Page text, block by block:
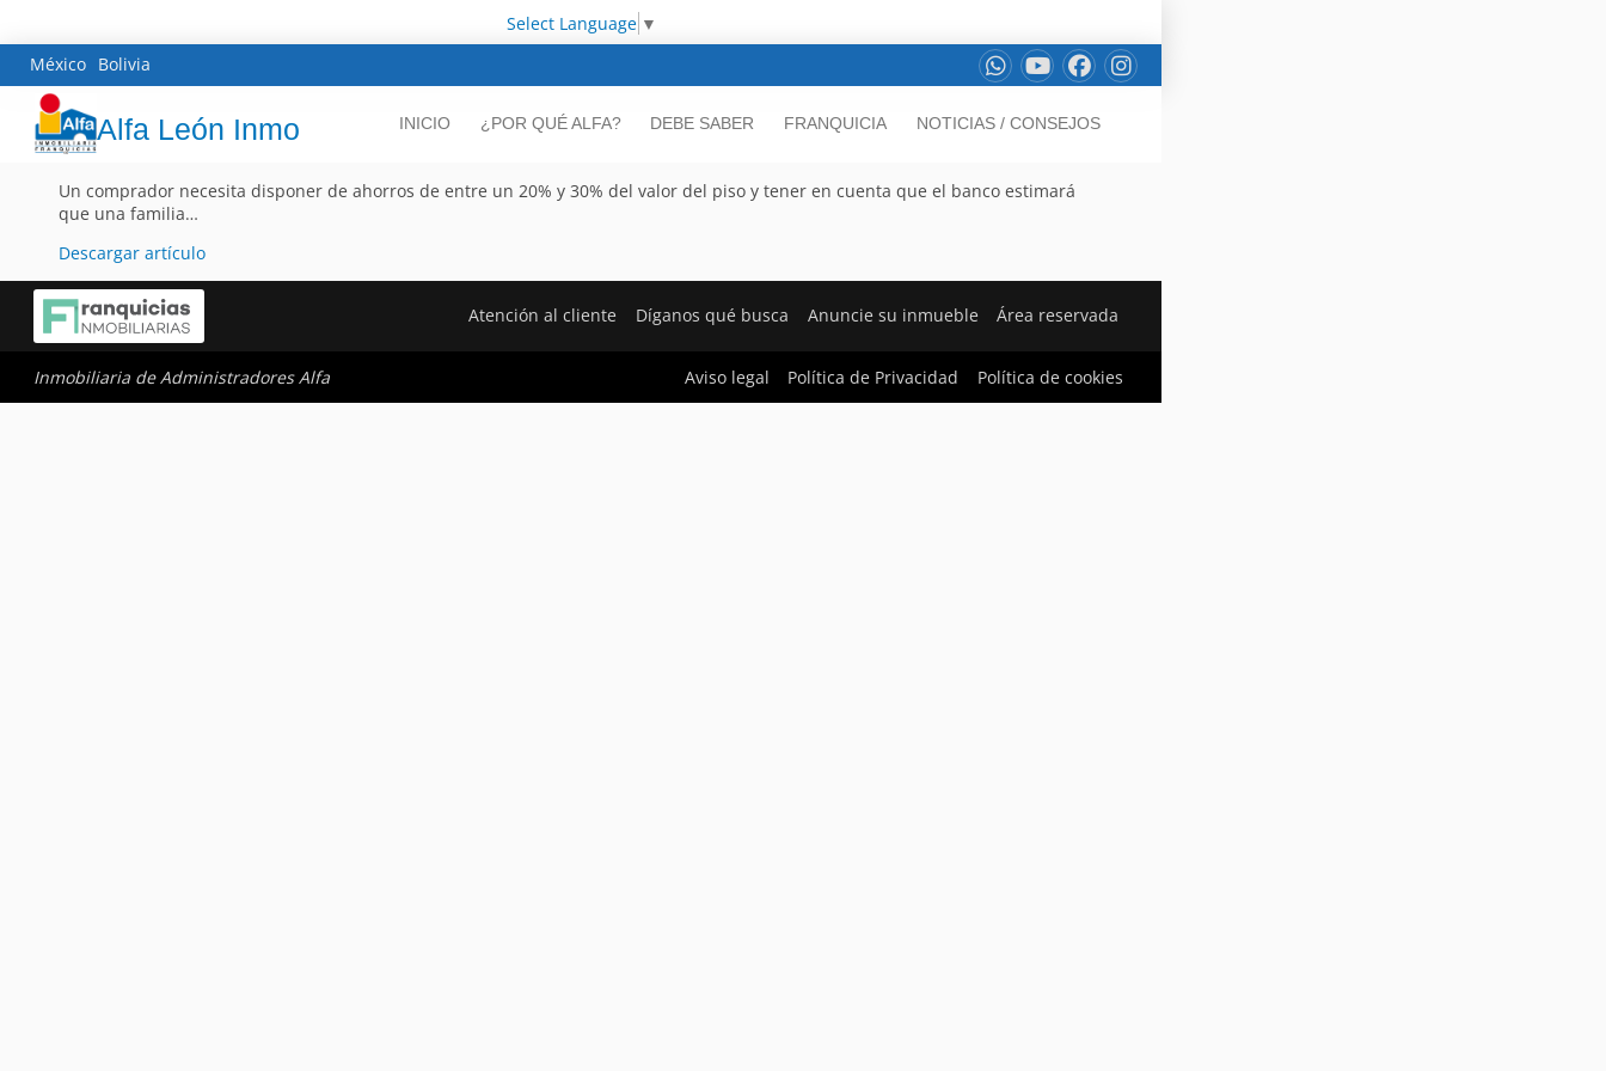
Select Language ▼
México Bolivia
Alfa León Inmo INICIO ¿POR QUÉ ALFA? DEBE SABER FRANQUICIA NOTICIAS / CONSEJOS
Un comprador necesita disponer de ahorros de entre un 20% y 30% del valor del piso y tener en cuenta que el banco estimará
que una familia…
Descargar artículo
Atención al cliente Díganos qué busca Anuncie su inmueble Área reservada
Inmobiliaria de Administradores Alfa Aviso legal Política de Privacidad Política de cookies